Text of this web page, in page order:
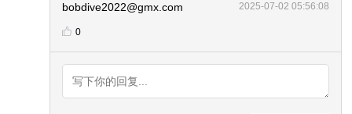
2025-07-02 05:56:08
bobdive2022@gmx.com
0